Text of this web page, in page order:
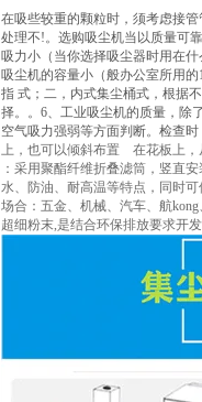
在吸些较重的颗粒时，须考虑接
处理不!。选购吸尘机当以质量可
吸力小（当你选择吸尘器时用在
吸尘机的容量小（般办公室所用
指 式；二，内式集尘桶式，根据
择。。6、工业吸尘机的质量，除
空气吸力强弱等方面判断。检查
上，也可以倾斜布置 在花板上，
：采用聚酯纤维折叠滤筒，竖直
水、防油、耐高温等特点，同时
场合：五金、机械、汽车、航
超细粉末,是结合环保排放要求开